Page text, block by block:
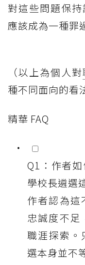
對這些問題保
應該成為一種罪
（以上為個人對
種不同面向的看
精華 FAQ
Q1：作者
學校長遴選
作者認為這
忠誠度不足
職涯探索。
選本身並不